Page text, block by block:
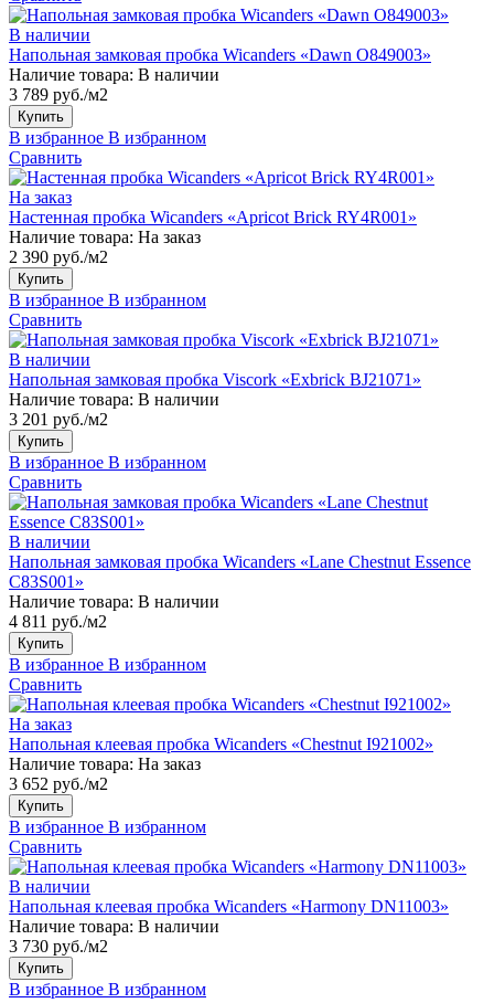
В наличии
Напольная замковая пробка Wicanders «Dawn O849003»
Наличие товара: В наличии
3 789 руб./м2
Купить
В избранное В избранном
Сравнить
На заказ
Настенная пробка Wicanders «Apricot Brick RY4R001»
Наличие товара: На заказ
2 390 руб./м2
Купить
В избранное В избранном
Сравнить
В наличии
Напольная замковая пробка Viscork «Exbrick BJ21071»
Наличие товара: В наличии
3 201 руб./м2
Купить
В избранное В избранном
Сравнить
В наличии
Напольная замковая пробка Wicanders «Lane Chestnut Essence
C83S001»
Наличие товара: В наличии
4 811 руб./м2
Купить
В избранное В избранном
Сравнить
На заказ
Напольная клеевая пробка Wicanders «Chestnut I921002»
Наличие товара: На заказ
3 652 руб./м2
Купить
В избранное В избранном
Сравнить
В наличии
Напольная клеевая пробка Wicanders «Harmony DN11003»
Наличие товара: В наличии
3 730 руб./м2
Купить
В избранное В избранном